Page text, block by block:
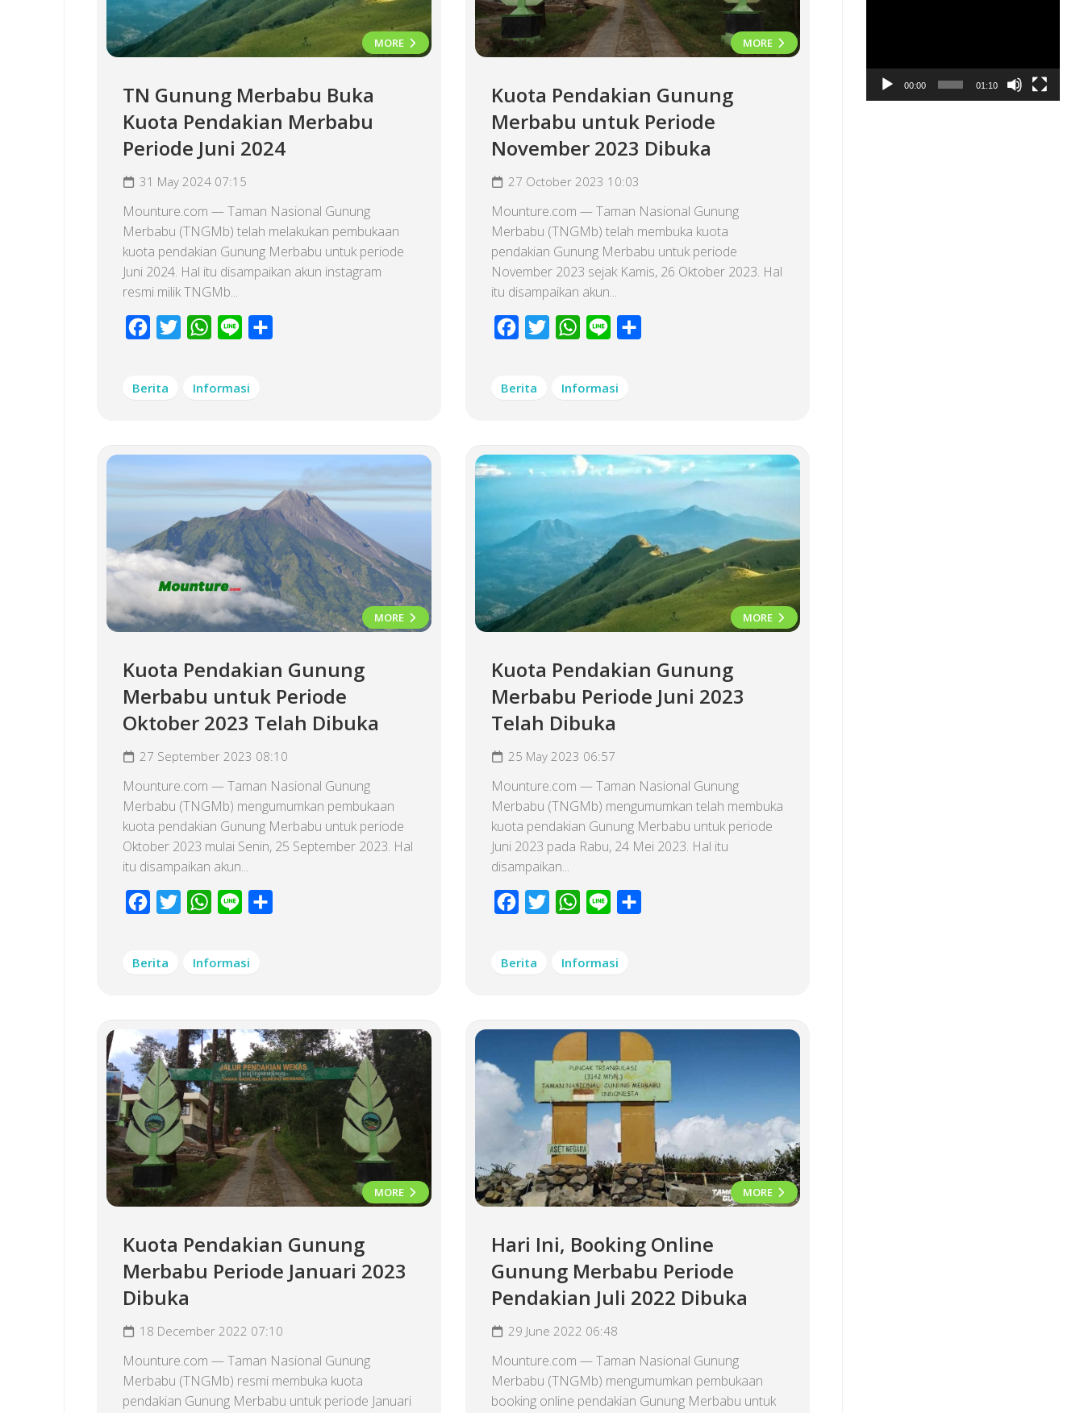
MORE
TN Gunung Merbabu Buka
Kuota Pendakian Merbabu
Periode Juni 2024
31 May 2024 07:15
Mounture.com — Taman Nasional Gunung
Merbabu (TNGMb) telah melakukan pembukaan
kuota pendakian Gunung Merbabu untuk periode
Juni 2024. Hal itu disampaikan akun instagram
resmi milik TNGMb...
Facebook
Twitter WhatsApp
Line
Berita Informasi
MORE
Kuota Pendakian Gunung
Merbabu untuk Periode
November 2023 Dibuka
27 October 2023 10:03
Mounture.com — Taman Nasional Gunung
Merbabu (TNGMb) telah membuka kuota
pendakian Gunung Merbabu untuk periode
November 2023 sejak Kamis, 26 Oktober 2023. Hal
itu disampaikan akun...
Facebook
Twitter WhatsApp
Line
Berita Informasi
MORE
Kuota Pendakian Gunung
Merbabu untuk Periode
Oktober 2023 Telah Dibuka
27 September 2023 08:10
Mounture.com — Taman Nasional Gunung
Merbabu (TNGMb) mengumumkan pembukaan
kuota pendakian Gunung Merbabu untuk periode
Oktober 2023 mulai Senin, 25 September 2023. Hal
itu disampaikan akun...
Facebook
Twitter WhatsApp
Line
Berita Informasi
MORE
Kuota Pendakian Gunung
Merbabu Periode Juni 2023
Telah Dibuka
25 May 2023 06:57
Mounture.com — Taman Nasional Gunung
Merbabu (TNGMb) mengumumkan telah membuka
kuota pendakian Gunung Merbabu untuk periode
Juni 2023 pada Rabu, 24 Mei 2023. Hal itu
disampaikan...
Facebook
Twitter WhatsApp
Line
Berita Informasi
MORE
Kuota Pendakian Gunung
Merbabu Periode Januari 2023
Dibuka
18 December 2022 07:10
Mounture.com — Taman Nasional Gunung
Merbabu (TNGMb) resmi membuka kuota
pendakian Gunung Merbabu untuk periode Januari
MORE
Hari Ini, Booking Online
Gunung Merbabu Periode
Pendakian Juli 2022 Dibuka
29 June 2022 06:48
Mounture.com — Taman Nasional Gunung
Merbabu (TNGMb) mengumumkan pembukaan
booking online pendakian Gunung Merbabu untuk
00:00 01:10